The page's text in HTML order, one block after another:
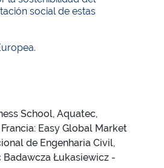
social de estas
School, Aquatec,
Easy Global Market
de Engenharia Civil,
Badawcza Łukasiewicz -